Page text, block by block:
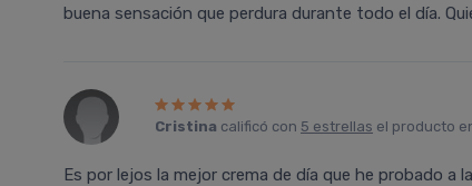
buena sensación que perdura durante todo el día.
Cristina calificó con 5 estrellas el producto
Es por lejos la mejor crema de día que he probado a